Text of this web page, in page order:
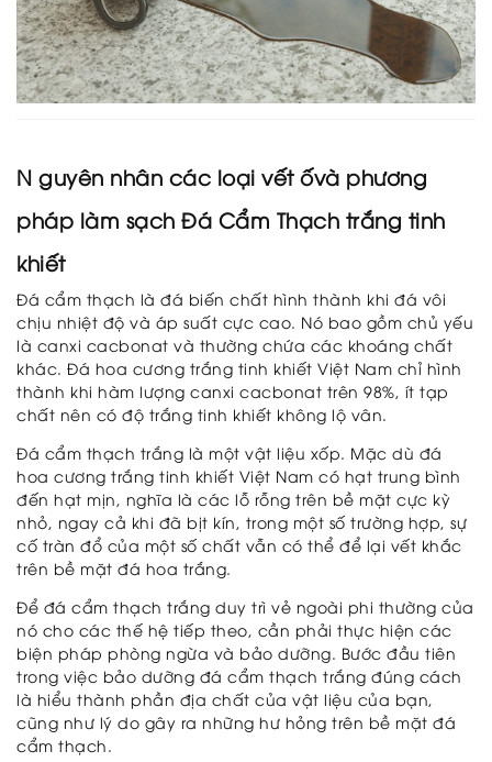
Đá
tự
nhiên
Đá
thạch
nhân
Sản
trí
Bột
đá
Hạt
nhựa
Thư
viện
Showroom
E-
brochure
Tin
tức
Tin
Sự
kiện
&
hoạt
động
Liên
hệ
N guyên nhân các loại vết ốvà phương
pháp làm sạch Đá Cẩm Thạch trắng tinh
khiết
Đá cẩm thạch là đá biến chất hình thành khi đá vôi
chịu nhiệt độ và áp suất cực cao. Nó bao gồm chủ yếu
là canxi cacbonat và thường chứa các khoáng chất
khác. Đá hoa cương trắng tinh khiết Việt Nam chỉ hình
thành khi hàm lượng canxi cacbonat trên 98%, ít tạp
chất nên có độ trắng tinh khiết không lộ vân.
Đá cẩm thạch trắng là một vật liệu xốp. Mặc dù đá
hoa cương trắng tinh khiết Việt Nam có hạt trung bình
đến hạt mịn, nghĩa là các lỗ rỗng trên bề mặt cực kỳ
nhỏ, ngay cả khi đã bịt kín, trong một số trường hợp, sự
cố tràn đổ của một số chất vẫn có thể để lại vết khắc
trên bề mặt đá hoa trắng.
Để đá cẩm thạch trắng duy trì vẻ ngoài phi thường của
nó cho các thế hệ tiếp theo, cần phải thực hiện các
biện pháp phòng ngừa và bảo dưỡng. Bước đầu tiên
trong việc bảo dưỡng đá cẩm thạch trắng đúng cách
là hiểu thành phần địa chất của vật liệu của bạn,
cũng như lý do gây ra những hư hỏng trên bề mặt đá
cẩm thạch.